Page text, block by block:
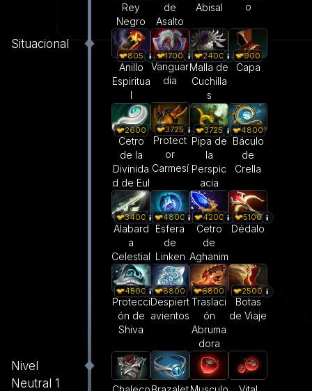
Rey
Negro
de
Asalto
Abisal
o
Situacional
805
Anillo
Espiritua
l
1700
Vanguar
dia
2400
Malla de
Cuchilla
s
900
Capa
2600
Cetro
de la
Divinida
d de Eul
3725
Protect
or
Carmesí
3725
Pipa de
la
Perspic
acia
4800
Báculo
de
Crella
3400
Alabard
a
Celestial
4800
Esfera
de
Linken
4200
Cetro
de
Aghanim
5100
Dédalo
4500
Protecci
ón de
Shiva
6800
Despiert
avientos
6800
Traslaci
ón
Abruma
dora
2500
Botas
de Viaje
Nivel
Neutral 1